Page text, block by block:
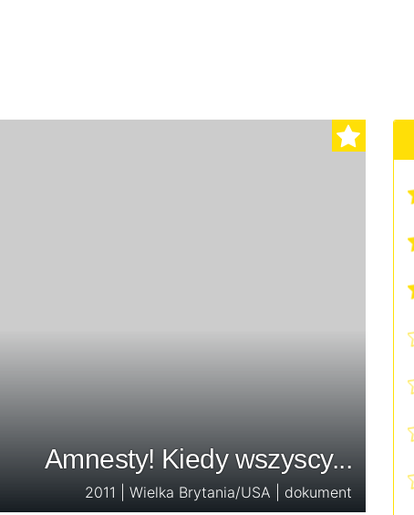
Amnesty! Kiedy wszyscy...
2011 | Wielka Brytania/USA | dokument